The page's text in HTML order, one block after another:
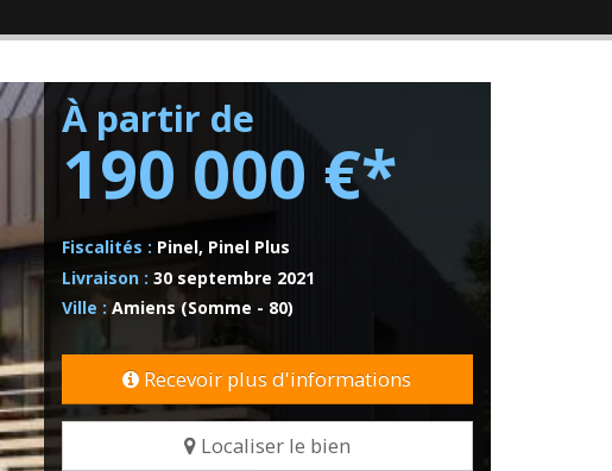
À partir de
190 000 €*
Fiscalités : Pinel, Pinel Plus
Livraison : 30 septembre 2021
Ville : Amiens (Somme - 80)
Recevoir plus d'informations
Localiser le bien